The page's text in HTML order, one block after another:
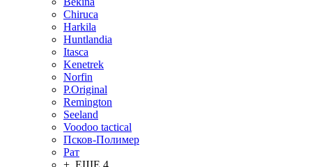
Chiruсa
Harkila
Huntlandia
Itasca
Kenetrek
Norfin
P.Original
Remington
Seeland
Voodoo tactical
Псков-Полимер
Рат
+ ЕЩЕ 4